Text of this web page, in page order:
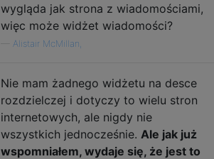
wygląda jak strona z wiadomościami,
więc może widżet wiadomości?
Alistair McMillan,
Nie mam żadnego widżetu na desce
rozdzielczej i dotyczy to wielu stron
internetowych, ale nigdy nie
wszystkich jednocześnie. Ale jak już
wspomniałem, wydaje się, że jest to